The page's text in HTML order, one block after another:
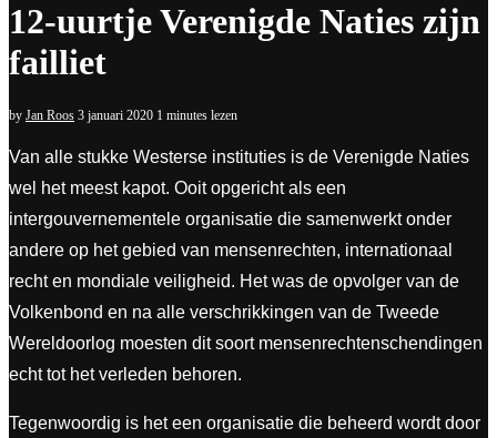
12-uurtje Verenigde Naties zijn
failliet
by Jan Roos 3 januari 2020 1 minutes lezen
Van alle stukke Westerse instituties is de Verenigde Naties
wel het meest kapot. Ooit opgericht als een
intergouvernementele organisatie die samenwerkt onder
andere op het gebied van mensenrechten, internationaal
recht en mondiale veiligheid. Het was de opvolger van de
Volkenbond en na alle verschrikkingen van de Tweede
Wereldoorlog moesten dit soort mensenrechtenschendingen
echt tot het verleden behoren.
Tegenwoordig is het een organisatie die beheerd wordt door